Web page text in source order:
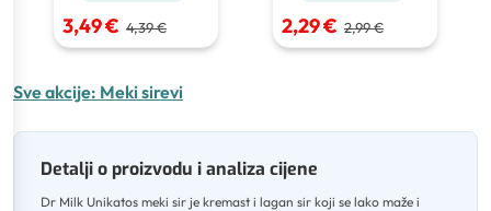
3,49 € 4,39 € 2,29 € 2,99 €
Sve akcije: Meki sirevi
Detalji o proizvodu i analiza cijene
Dr Milk Unikatos meki sir je kremast i lagan sir koji se lako maže i